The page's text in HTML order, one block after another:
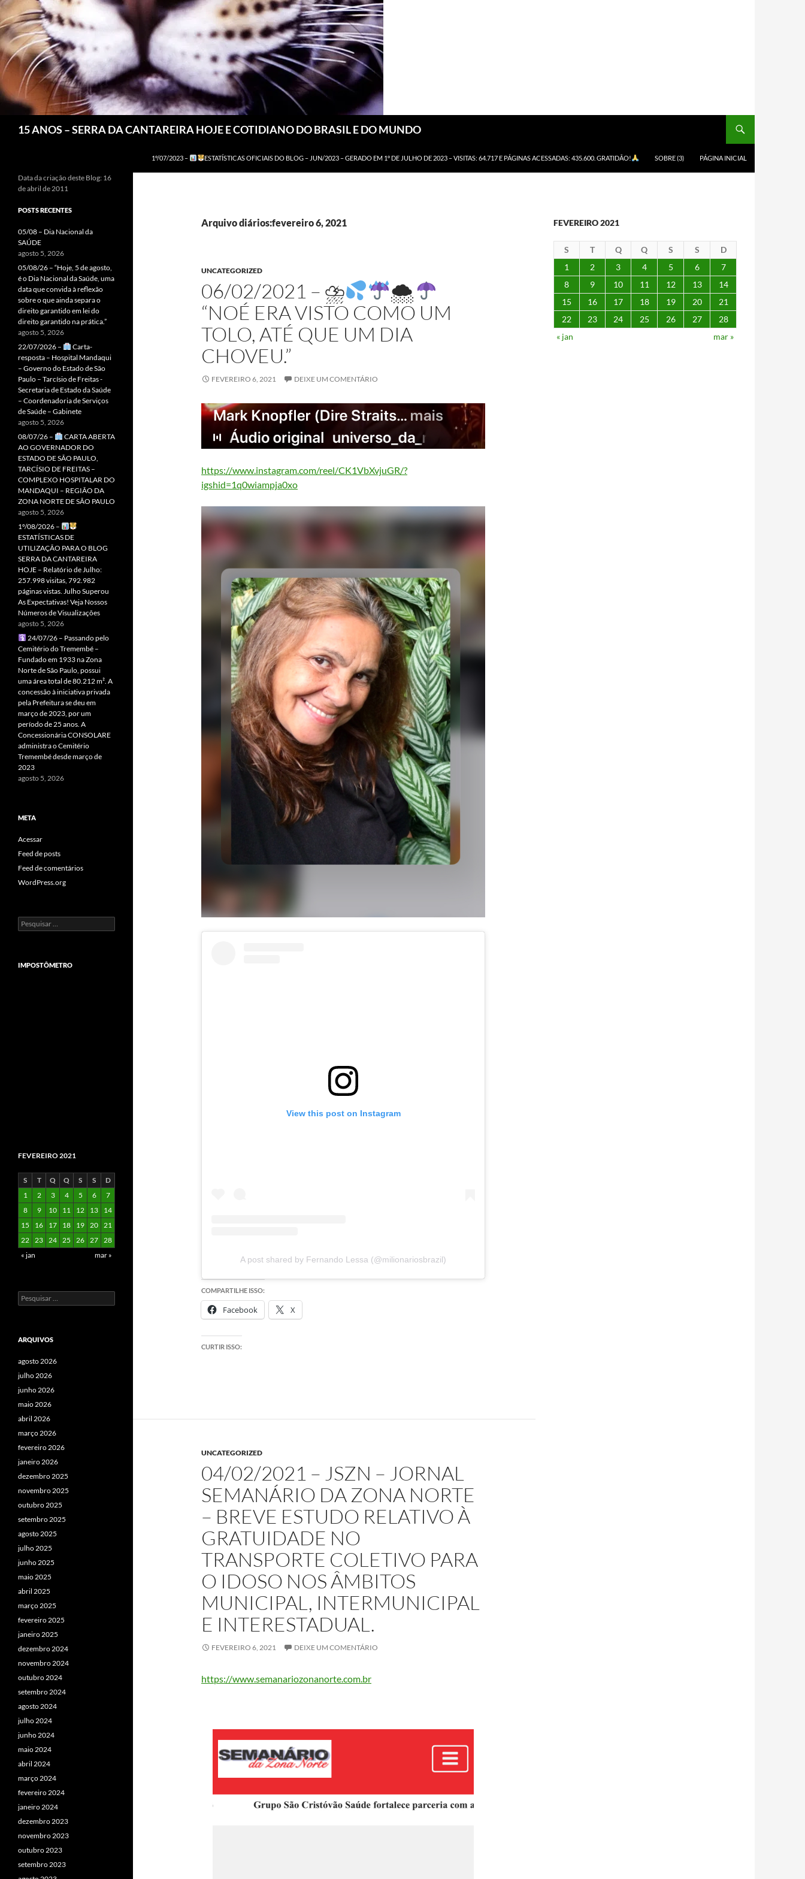
15 ANOS – SERRA DA CANTAREIRA HOJE E COTIDIANO DO BRASIL E DO MUNDO
1º/07/2023 – ESTATÍSTICAS OFICIAIS DO BLOG – JUN/2023 – GERADO EM 1º DE JULHO DE 2023 – VISITAS: 64.717 E PÁGINAS ACESSADAS: 435.600. GRATIDÃO! SOBRE (3) PÁGINA INICIAL
Arquivo diários:fevereiro 6, 2021
UNCATEGORIZED
06/02/2021 – ⛈
🌨
“NOÉ ERA VISTO COMO UM
TOLO, ATÉ QUE UM DIA
CHOVEU.”
FEVEREIRO 6, 2021 DEIXE UM COMENTÁRIO
https://www.instagram.com/reel/CK1VbXvjuGR/?
igshid=1q0wiampja0xo
View this post on Instagram
A post shared by Fernando Lessa (@milionariosbrazil)
COMPARTILHE ISSO:
Facebook X
CURTIR ISSO:
UNCATEGORIZED
04/02/2021 – JSZN – JORNAL
SEMANÁRIO DA ZONA NORTE
– BREVE ESTUDO RELATIVO À
GRATUIDADE NO
TRANSPORTE COLETIVO PARA
O IDOSO NOS ÂMBITOS
MUNICIPAL, INTERMUNICIPAL
E INTERESTADUAL.
FEVEREIRO 6, 2021 DEIXE UM COMENTÁRIO
https://www.semanariozonanorte.com.br
FEVEREIRO 2021
S T Q Q S S
D
1
2 3 4 5 6
7
8
9 10 11 12 13
14
15
16 17 18 19 20
21
22
23 24 25 26 27
28
« jan
mar »
Data da criação deste Blog: 16
de abril de 2011
POSTS RECENTES
05/08 – Dia Nacional da
SAÚDE
agosto 5, 2026
05/08/26 – “Hoje, 5 de agosto,
é o Dia Nacional da Saúde, uma
data que convida à reflexão
sobre o que ainda separa o
direito garantido em lei do
direito garantido na prática.”
agosto 5, 2026
22/07/2026 –
Carta-
resposta – Hospital Mandaqui
– Governo do Estado de São
Paulo – Tarcísio de Freitas -
Secretaria de Estado da Saúde
– Coordenadoria de Serviços
de Saúde – Gabinete
agosto 5, 2026
08/07/26 –
CARTA ABERTA
AO GOVERNADOR DO
ESTADO DE SÃO PAULO,
TARCÍSIO DE FREITAS –
COMPLEXO HOSPITALAR DO
MANDAQUI – REGIÃO DA
ZONA NORTE DE SÃO PAULO
agosto 5, 2026
1º/08/2026 –
ESTATÍSTICAS DE
UTILIZAÇÃO PARA O BLOG
SERRA DA CANTAREIRA
HOJE – Relatório de Julho:
257.998 visitas, 792.982
páginas vistas. Julho Superou
As Expectativas! Veja Nossos
Números de Visualizações
agosto 5, 2026
24/07/26 – Passando pelo
Cemitério do Tremembé –
Fundado em 1933 na Zona
Norte de São Paulo, possui
uma área total de 80.212 m². A
concessão à iniciativa privada
pela Prefeitura se deu em
março de 2023, por um
período de 25 anos. A
Concessionária CONSOLARE
administra o Cemitério
Tremembé desde março de
2023
agosto 5, 2026
META
Acessar
Feed de posts
Feed de comentários
WordPress.org
Pesquisar
por:
IMPOSTÔMETRO
FEVEREIRO 2021
S T Q Q S S
D
1
2 3 4 5 6
7
8
9 10 11 12 13
14
15
16 17 18 19 20 21
22 23 24 25 26 27 28
« jan
mar »
Pesquisar
por:
ARQUIVOS
agosto 2026
julho 2026
junho 2026
maio 2026
abril 2026
março 2026
fevereiro 2026
janeiro 2026
dezembro 2025
novembro 2025
outubro 2025
setembro 2025
agosto 2025
julho 2025
junho 2025
maio 2025
abril 2025
março 2025
fevereiro 2025
janeiro 2025
dezembro 2024
novembro 2024
outubro 2024
setembro 2024
agosto 2024
julho 2024
junho 2024
maio 2024
abril 2024
março 2024
fevereiro 2024
janeiro 2024
dezembro 2023
novembro 2023
outubro 2023
setembro 2023